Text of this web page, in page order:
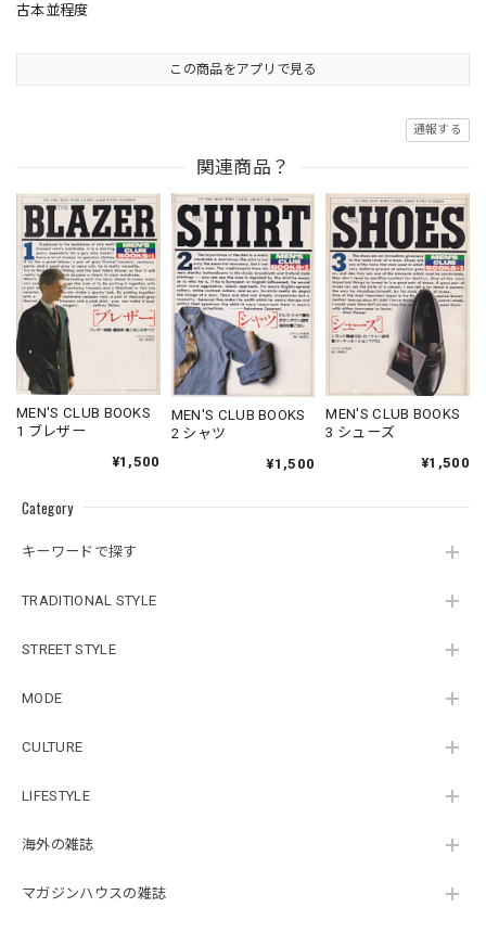
Category
キーワードで探す
TRADITIONAL STYLE
STREET STYLE
MODE
CULTURE
LIFESTYLE
海外の雑誌
マガジンハウスの雑誌
古本並程度
この商品をアプリで見る
通報する
関連商品？
MEN'S CLUB BOOKS
1 ブレザー
¥1,500
MEN'S CLUB BOOKS
2 シャツ
¥1,500
MEN'S CLUB BOOKS
3 シューズ
¥1,500